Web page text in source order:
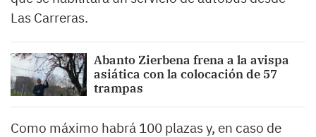
Las Carreras.
Abanto Zierbena frena a la avispa
asiática con la colocación de 57
trampas
Como máximo habrá 100 plazas y, en caso de